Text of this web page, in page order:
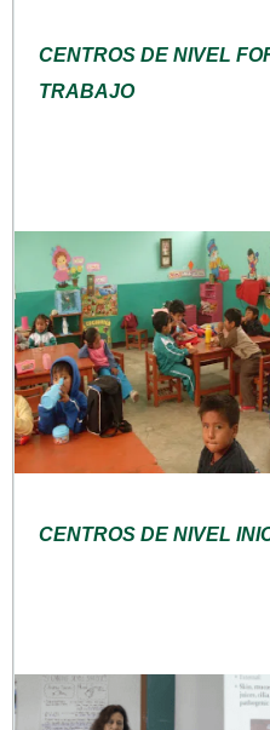
CENTROS DE NIVEL
TRABAJO
CENTROS DE NIVEL